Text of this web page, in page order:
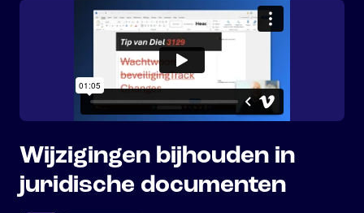
Wijzigingen bijhouden in
juridische documenten